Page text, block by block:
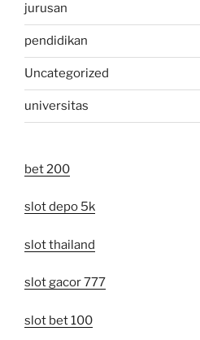
jurusan
pendidikan
Uncategorized
universitas
bet 200
slot depo 5k
slot thailand
slot gacor 777
slot bet 100